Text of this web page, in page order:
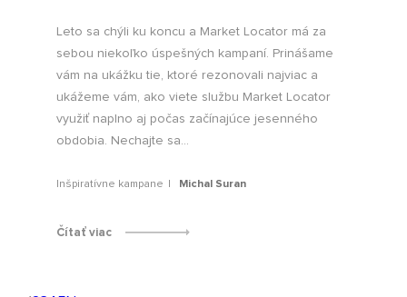
Leto sa chýli ku koncu a Market Locator má za
sebou niekoľko úspešných kampaní. Prinášame
vám na ukážku tie, ktoré rezonovali najviac a
ukážeme vám, ako viete službu Market Locator
využiť naplno aj počas začínajúce jesenného
obdobia. Nechajte sa...
Inšpiratívne kampane Michal Suran
Čítať viac